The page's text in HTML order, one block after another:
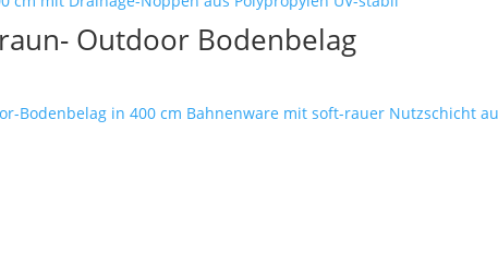
Outdoor Bodenbelag
Bodenbelag in 400 cm Bahnenware mit soft-rauer Nutzschicht